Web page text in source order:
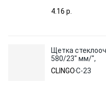
4.16 p.
Щетка
580/23" мм/",
CLINGOC-23